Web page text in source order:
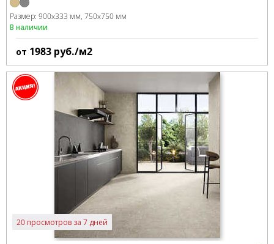
Размер: 900x333 мм 750x750 мм
В наличии
от 1983 руб./м2
20 просмотров за 7 дней